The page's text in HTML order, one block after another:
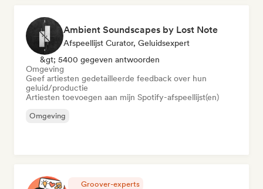
Ambient Soundscapes by Lost Note
Afspeellijst Curator, Geluidsexpert
&gt; 5400 gegeven antwoorden
Omgeving
Geef artiesten gedetailleerde feedback over hun
geluid/productie
Artiesten toevoegen aan mijn Spotify-afspeellijst(en)
Omgeving
Groover-experts